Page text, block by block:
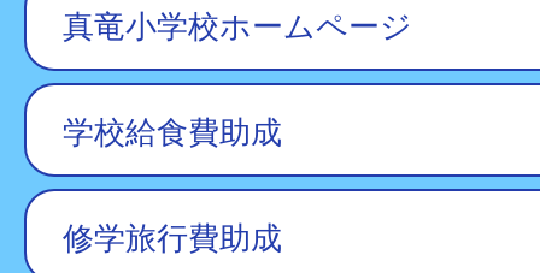
真竜小学校ホームページ
学校給食費助成
修学旅行費助成